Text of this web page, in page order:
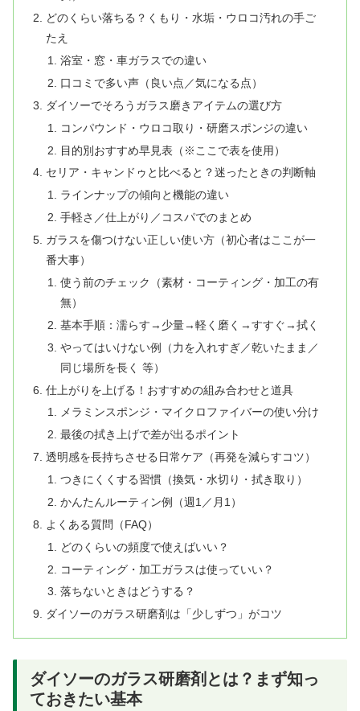
どのくらい落ちる？くもり・水垢・ウロコ汚れの手ご
たえ
浴室・窓・車ガラスでの違い
口コミで多い声（良い点／気になる点）
ダイソーでそろうガラス磨きアイテムの選び方
コンパウンド・ウロコ取り・研磨スポンジの違い
目的別おすすめ早見表（※ここで表を使用）
セリア・キャンドゥと比べると？迷ったときの判断軸
ラインナップの傾向と機能の違い
手軽さ／仕上がり／コスパでのまとめ
ガラスを傷つけない正しい使い方（初心者はここが一
番大事）
使う前のチェック（素材・コーティング・加工の有
無）
基本手順：濡らす→少量→軽く磨く→すすぐ→拭く
やってはいけない例（力を入れすぎ／乾いたまま／
同じ場所を長く 等）
仕上がりを上げる！おすすめの組み合わせと道具
メラミンスポンジ・マイクロファイバーの使い分け
最後の拭き上げで差が出るポイント
透明感を長持ちさせる日常ケア（再発を減らすコツ）
つきにくくする習慣（換気・水切り・拭き取り）
かんたんルーティン例（週1／月1）
よくある質問（FAQ）
どのくらいの頻度で使えばいい？
コーティング・加工ガラスは使っていい？
落ちないときはどうする？
ダイソーのガラス研磨剤は「少しずつ」がコツ
ダイソーのガラス研磨剤とは？まず知っ
ておきたい基本